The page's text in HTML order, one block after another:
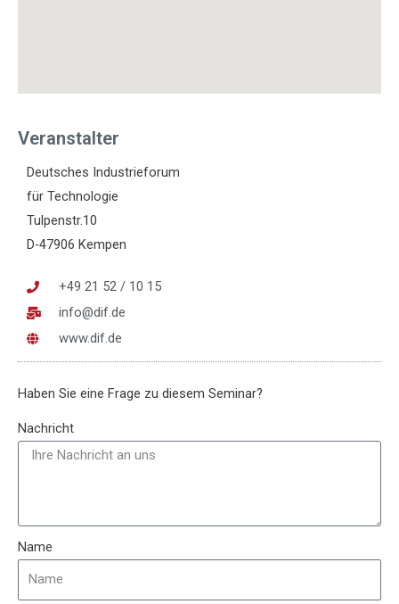
Veranstalter
Deutsches Industrieforum
für Technologie
Tulpenstr.10
D-47906 Kempen
+49 21 52 / 10 15
info@dif.de
www.dif.de
Haben Sie eine Frage zu diesem Seminar?
Nachricht
Name